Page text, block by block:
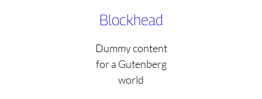
Blockhead
Dummy content
for a Gutenberg
world